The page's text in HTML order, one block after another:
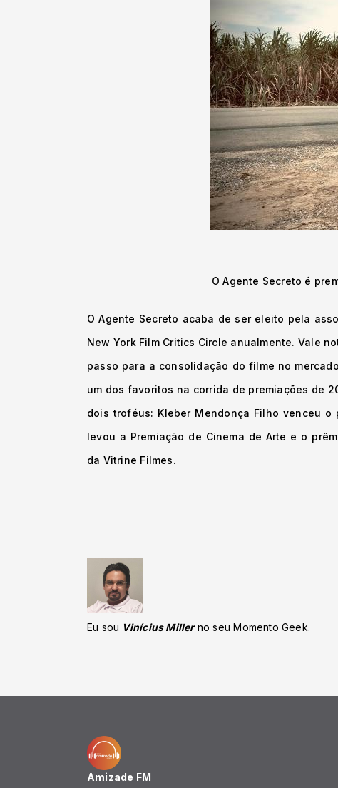
O Agente Secreto é
O Agente Secreto acaba de ser eleito pela
New York Film Critics Circle anualmente. Vale
passo para a consolidação do filme no
um dos favoritos na corrida de premiações de
dois troféus: Kleber Mendonça Filho venceu
levou a Premiação de Cinema de Arte e o
da Vitrine Filmes.
Eu sou Vinícius Millerno seu Momento Geek.
Amizade FM